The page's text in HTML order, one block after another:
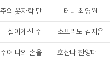
주의 옷자락 만지며 테너 최영원
살아계신 주 소프라노 김지은
주여 나의 손을 놓지 마소서 호산나 찬양대 여성 솔리스트